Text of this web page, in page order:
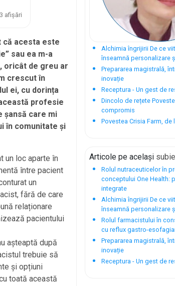
afișări
că acesta este
sau ea m-a
oricât de greu ar
crescut în
ei, cu dorința
profesie
șansă care mi
în comunitate și
un loc aparte în
între pacient
un
fără de care
relaționare
pacientului
așteaptă după
trebuie să
și opțiuni
toată această
Alchimia îngrijirii De ce
înseamnă personalizare
Prepararea magistrală,
inovație
Receptura - Un gest de
Dincolo de rețete
compromis
Povestea Crisia Farm, de
Articole pe același
Rolul nutraceuticelor în
conceptului One Health:
integrate
Alchimia îngrijirii De ce
înseamnă personalizare
Rolul farmacistului în
cu reflux gastro-
Prepararea magistrală,
inovație
Receptura - Un gest de